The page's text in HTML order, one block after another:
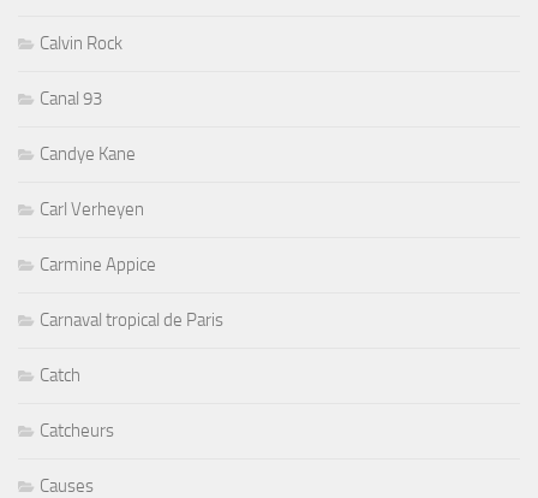
Calvin Rock
Canal 93
Candye Kane
Carl Verheyen
Carmine Appice
Carnaval tropical de Paris
Catch
Catcheurs
Causes